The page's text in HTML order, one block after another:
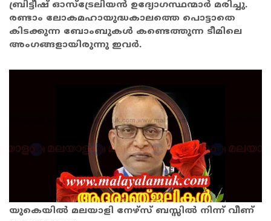
ബ്രിട്ടീഷ് ഓസ്ട്രേലിയൻ ഉദ്യോഗസ്ഥന്മാർ മരിച്ചു.
രണ്ടാം ലോകമഹായുദ്ധകാലത്തെ പൊട്ടാതെ
കിടക്കുന്ന ബോംബുകൾ കണ്ടെത്തുന്ന ടീമിലെ
അംഗങ്ങളായിരുന്നു ഇവർ.
യുകെയിൽ മലയാളി നേഴ്സ് ബസ്സിൽ നിന്ന് വീണ്